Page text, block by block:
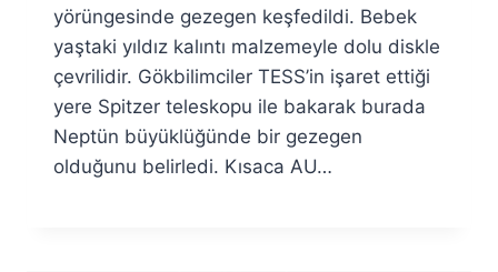
yörüngesinde gezegen keşfedildi. Bebek
yaştaki yıldız kalıntı malzemeyle dolu diskle
çevrilidir. Gökbilimciler TESS’in işaret ettiği
yere Spitzer teleskopu ile bakarak burada
Neptün büyüklüğünde bir gezegen
olduğunu belirledi. Kısaca AU…